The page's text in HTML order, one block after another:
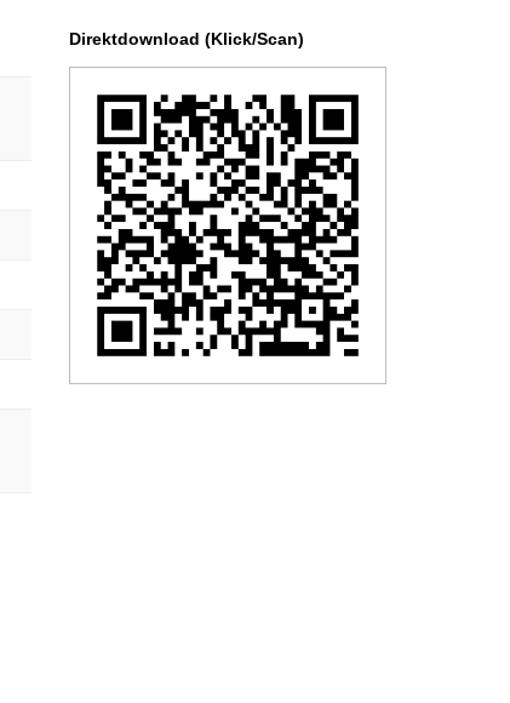
Direktdownload (Klick/Scan)